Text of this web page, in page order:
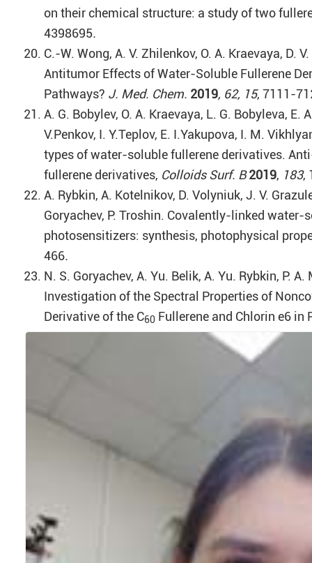
on their chemical structure: a study of two
4398695.
C.-W. Wong, A. V. Zhilenkov, O. A. Kraevaya, D.
Antitumor Effects of Water-Soluble Fullerene
Pathways? J. Med. Chem. 2019, 62, 15, 7111-
A. G. Bobylev, O. A. Kraevaya, L. G. Bobyleva, E.
V.Penkov, I. Y.Teplov, E. I.Yakupova, I. M.
types of water-soluble fullerene derivatives.
fullerene derivatives, Colloids Surf. B 2019, 183,
A. Rybkin, A. Kotelnikov, D. Volyniuk, J. V.
Goryachev, P. Troshin. Covalently-linked
photosensitizers: synthesis, photophysical
466.
N. S. Goryachev, A. Yu. Belik, A. Yu. Rybkin, P.
Investigation of the Spectral Properties of
Derivative of the C60 Fullerene and Chlorin e6 in